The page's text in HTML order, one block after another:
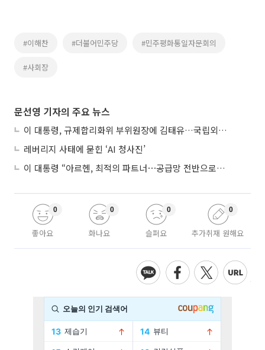
#이해찬 #더불어민주당 #민주평화통일자문회의
#사회장
문선영 기자의 주요 뉴스
이 대통령, 규제합리화위 부위원장에 김태유…국립외교원장 김흥규
레버리지 사태에 묻힌 ‘AI 청사진’
이 대통령 “아르헨, 최적의 파트너⋯공급망 전반으로 확대”
좋아요
0
화나요
0
슬퍼요
0
추가취재 원해요
0